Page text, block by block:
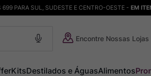
PARA SUL, SUDESTE E CENTRO-OESTE - EM
Encontre Nossas Lojas
KitsDestilados e ÁguasAlimentos